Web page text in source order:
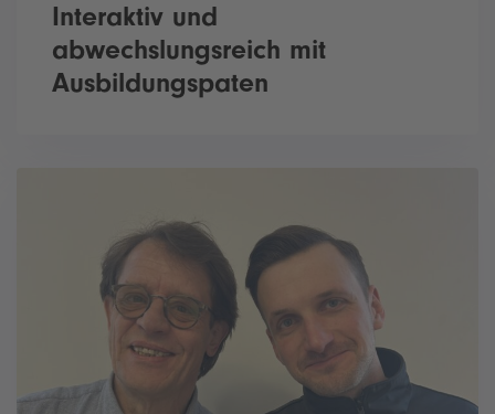
Interaktiv und
abwechslungsreich mit
Ausbildungspaten